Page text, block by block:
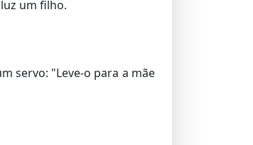
um filho.
servo: "Leve-o para a mãe